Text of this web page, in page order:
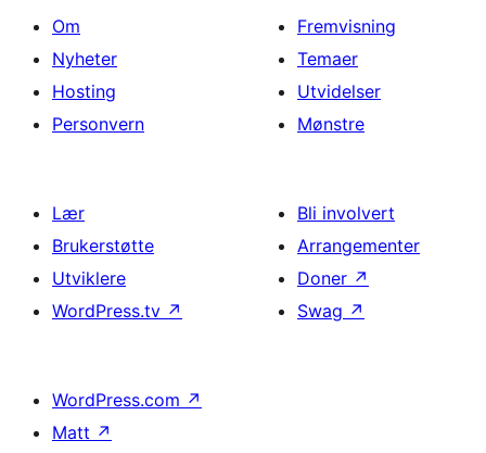
Om
Nyheter
Hosting
Personvern
Fremvisning
Temaer
Utvidelser
Mønstre
Lær
Brukerstøtte
Utviklere
WordPress.tv ↗
Bli involvert
Arrangementer
Doner ↗
Swag ↗
WordPress.com ↗
Matt ↗